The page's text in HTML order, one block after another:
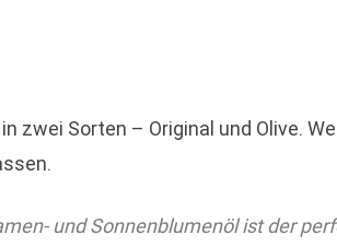
zwei Sorten – Original und Olive.
und Sonnenblumenöl ist der